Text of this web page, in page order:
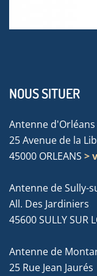
NOUS SITUER
Antenne d'Orléans
25 Avenue de la
45000 ORLEANS >
Antenne de Sully-
All. Des Jardiniers
45600 SULLY SUR
Antenne de
25 Rue Jean Jaurés